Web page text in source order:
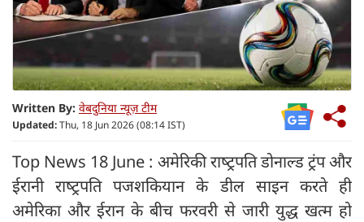
Written By: वेबदुनिया न्यूज़ टीम
Updated:Thu, 18 Jun 2026 (08:14 IST)
Top News 18 June : अमेरिकी राष्‍ट्रपति डोनाल्ड ट्रंप और
ईरानी राष्‍ट्रपति पजशकियान के डील साइन करते ही
अमेरिका और ईरान के बीच फरवरी से जारी युद्ध खत्म हो